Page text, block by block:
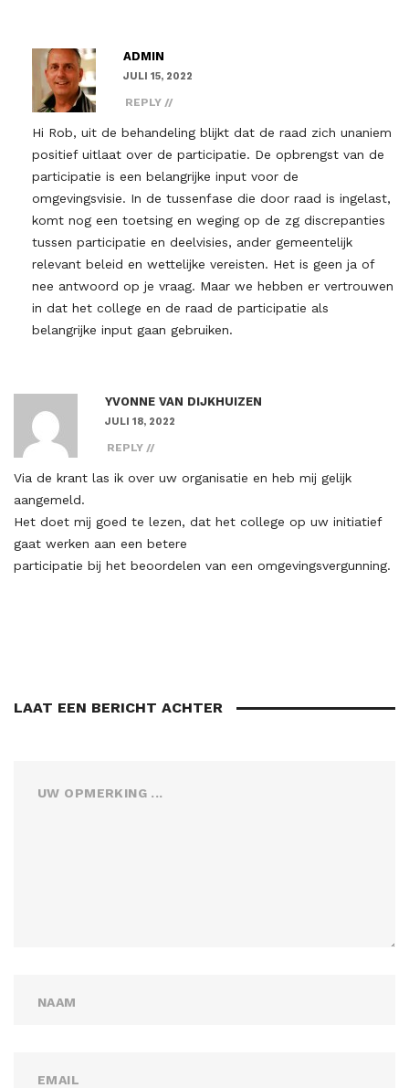
ADMIN
JULI 15, 2022
REPLY
Hi Rob, uit de behandeling blijkt dat de raad zich unaniem
positief uitlaat over de participatie. De opbrengst van de
participatie is een belangrijke input voor de
omgevingsvisie. In de tussenfase die door raad is ingelast,
komt nog een toetsing en weging op de zg discrepanties
tussen participatie en deelvisies, ander gemeentelijk
relevant beleid en wettelijke vereisten. Het is geen ja of
nee antwoord op je vraag. Maar we hebben er vertrouwen
in dat het college en de raad de participatie als
belangrijke input gaan gebruiken.
YVONNE VAN DIJKHUIZEN
JULI 18, 2022
REPLY
Via de krant las ik over uw organisatie en heb mij gelijk
aangemeld.
Het doet mij goed te lezen, dat het college op uw initiatief
gaat werken aan een betere
participatie bij het beoordelen van een omgevingsvergunning.
LAAT EEN BERICHT ACHTER